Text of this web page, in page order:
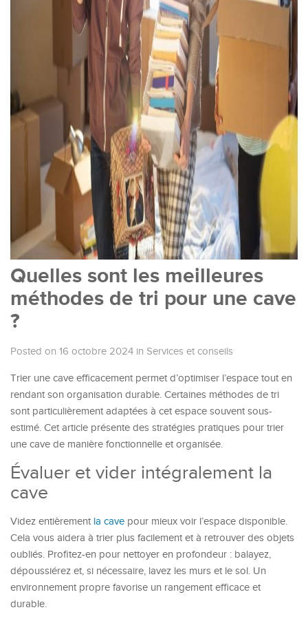
Quelles sont les meilleures
méthodes de tri pour une cave
?
Posted on 16 octobre 2024 in Services et conseils
Trier une cave efficacement permet d’optimiser l’espace tout en
rendant son organisation durable. Certaines méthodes de tri
sont particulièrement adaptées à cet espace souvent sous-
estimé. Cet article présente des stratégies pratiques pour trier
une cave de manière fonctionnelle et organisée.
Évaluer et vider intégralement la
cave
Videz entièrement la cave pour mieux voir l’espace disponible.
Cela vous aidera à trier plus facilement et à retrouver des objets
oubliés. Profitez-en pour nettoyer en profondeur : balayez,
dépoussiérez et, si nécessaire, lavez les murs et le sol. Un
environnement propre favorise un rangement efficace et
durable.